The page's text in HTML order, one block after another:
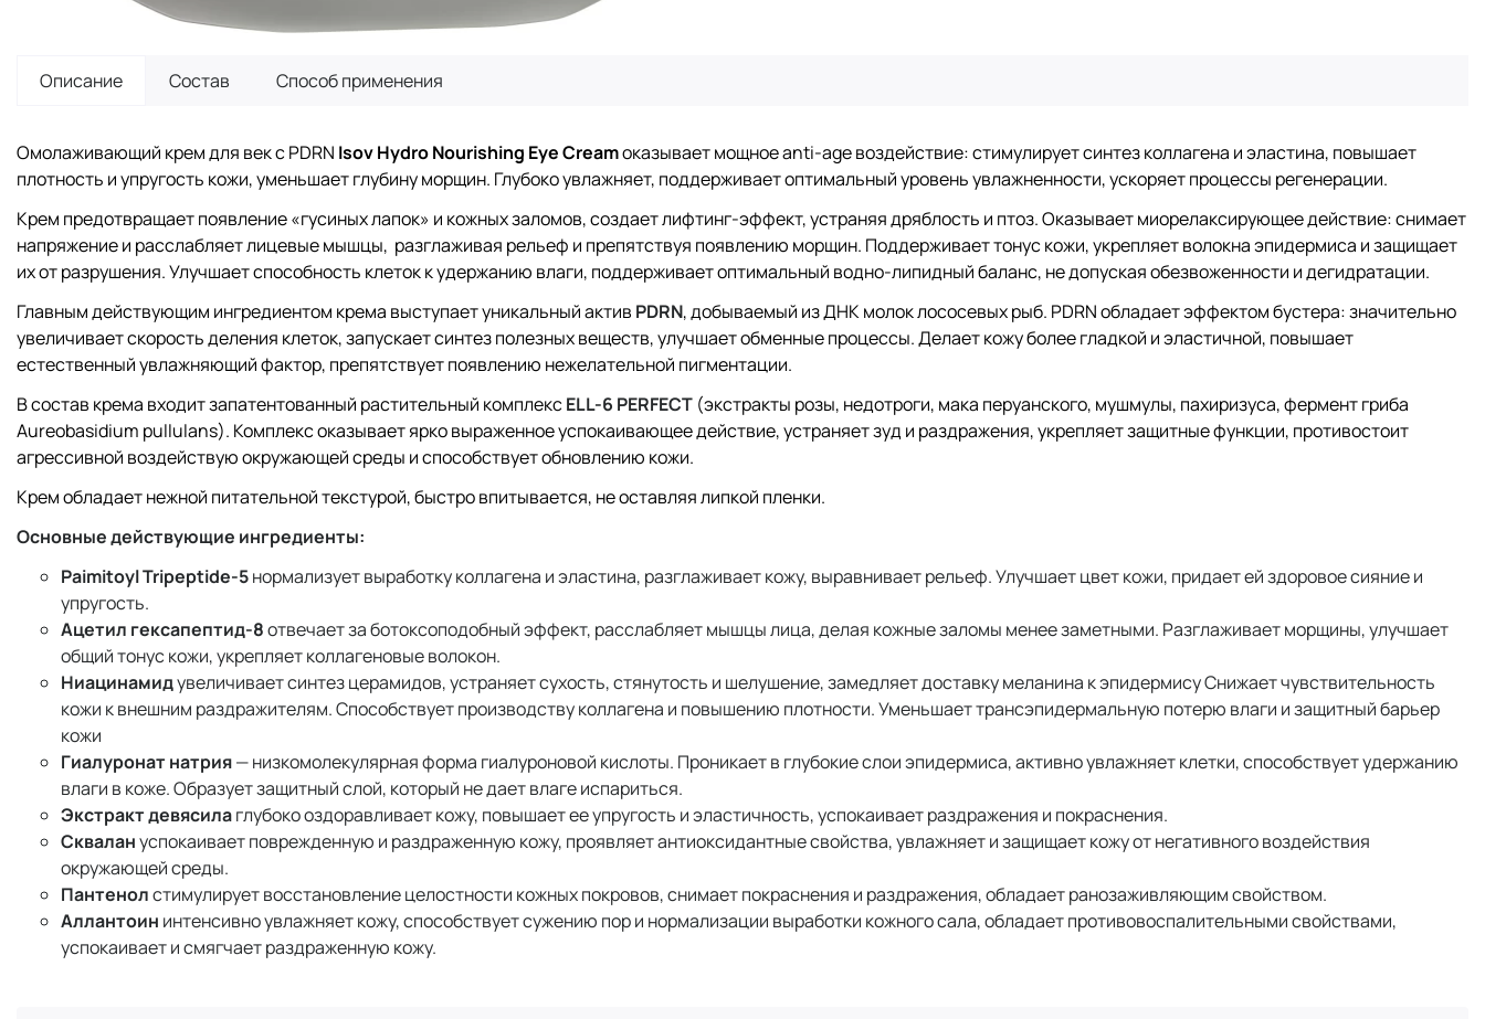
Описание Состав Способ применения
Омолаживающий крем для век с PDRN Isov Hydro Nourishing Eye Creamоказывает мощное anti-age воздействие: стимулирует синтез коллагена и эластина, повышает
плотность и упругость кожи, уменьшает глубину морщин. Глубоко увлажняет, поддерживает оптимальный уровень увлажненности, ускоряет процессы регенерации.
Крем предотвращает появление «гусиных лапок» и кожных заломов, создает лифтинг-эффект, устраняя дряблость и птоз. Оказывает миорелаксирующее действие: снимает
напряжение и расслабляет лицевые мышцы, разглаживая рельеф и препятствуя появлению морщин. Поддерживает тонус кожи, укрепляет волокна эпидермиса и защищает
их от разрушения. Улучшает способность клеток к удержанию влаги, поддерживает оптимальный водно-липидный баланс, не допуская обезвоженности и дегидратации.
Главным действующим ингредиентом крема выступает уникальный актив PDRN, добываемый из ДНК молок лососевых рыб. PDRN обладает эффектом бустера: значительно
увеличивает скорость деления клеток, запускает синтез полезных веществ, улучшает обменные процессы. Делает кожу более гладкой и эластичной, повышает
естественный увлажняющий фактор, препятствует появлению нежелательной пигментации.
В состав крема входит запатентованный растительный комплексELL-6 PERFECT (экстракты розы, недотроги, мака перуанского, мушмулы, пахиризуса, фермент гриба
Aureobasidium pullulans). Комплекс оказывает ярко выраженное успокаивающее действие, устраняет зуд и раздражения, укрепляет защитные функции, противостоит
агрессивной воздействую окружающей среды и способствует обновлению кожи.
Крем обладает нежной питательной текстурой, быстро впитывается, не оставляя липкой пленки.
Основные действующие ингредиенты:
Paimitoyl Tripeptide-5нормализует выработку коллагена и эластина, разглаживает кожу, выравнивает рельеф. Улучшает цвет кожи, придает ей здоровое сияние и
упругость.
Ацетил гексапептид-8отвечает за ботоксоподобный эффект, расслабляет мышцы лица, делая кожные заломы менее заметными. Разглаживает морщины, улучшает
общий тонус кожи, укрепляет коллагеновые волокон.
Ниацинамидувеличивает синтез церамидов, устраняет сухость, стянутость и шелушение, замедляет доставку меланина к эпидермису Снижает чувствительность
кожи к внешним раздражителям. Способствует производству коллагена и повышению плотности. Уменьшает трансэпидермальную потерю влаги и защитный барьер
кожи
Гиалуронат натрия— низкомолекулярная форма гиалуроновой кислоты. Проникает в глубокие слои эпидермиса, активно увлажняет клетки, способствует удержанию
влаги в коже. Образует защитный слой, который не дает влаге испариться.
Экстракт девясилаглубоко оздоравливает кожу, повышает ее упругость и эластичность, успокаивает раздражения и покраснения.
Сквалануспокаивает поврежденную и раздраженную кожу, проявляет антиоксидантные свойства, увлажняет и защищает кожу от негативного воздействия
окружающей среды.
Пантенолстимулирует восстановление целостности кожных покровов, снимает покраснения и раздражения, обладает ранозаживляющим свойством.
Аллантоин интенсивно увлажняет кожу, способствует сужению пор и нормализации выработки кожного сала, обладает противовоспалительными свойствами,
успокаивает и смягчает раздраженную кожу.